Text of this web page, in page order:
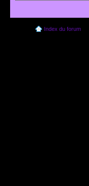
Index du forum